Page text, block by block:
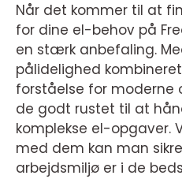
Når det kommer til at
for dine el-behov på
en stærk anbefaling.
pålidelighed
forståelse for moderne
de godt rustet til at
komplekse el-opgaver.
med dem kan man
arbejdsmiljø er i de